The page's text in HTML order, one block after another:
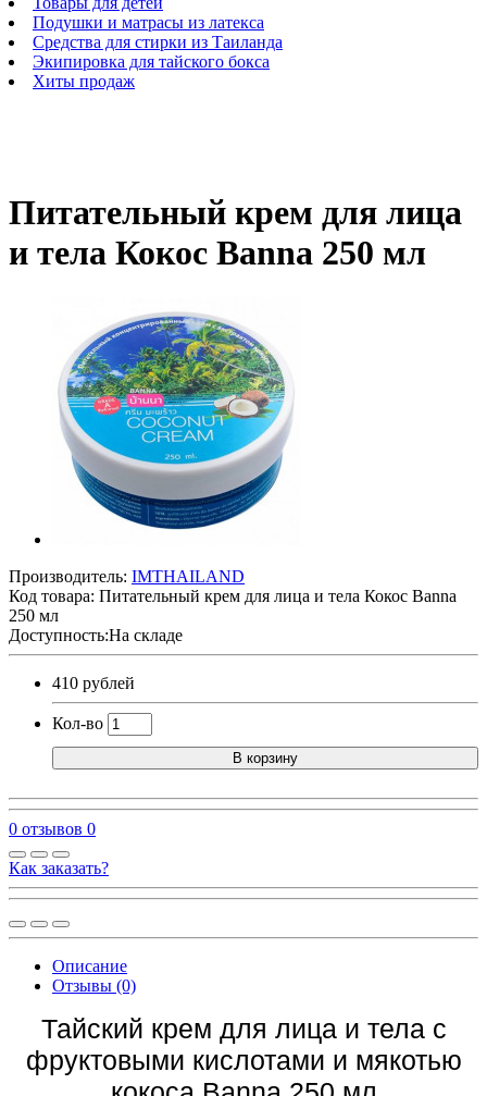
Подушки и матрасы из латекса
Средства для стирки из Таиланда
Экипировка для тайского бокса
Хиты продаж
Питательный крем для лица
и тела Кокос Banna 250 мл
Производитель: IMTHAILAND
Код товара: Питательный крем для лица и тела Кокос Banna
250 мл
Доступность:На складе
410 рублей
Кол-во
В корзину
0 отзывов 0
Как заказать?
Описание
Отзывы (0)
Тайский крем для лица и тела с
фруктовыми кислотами и мякотью